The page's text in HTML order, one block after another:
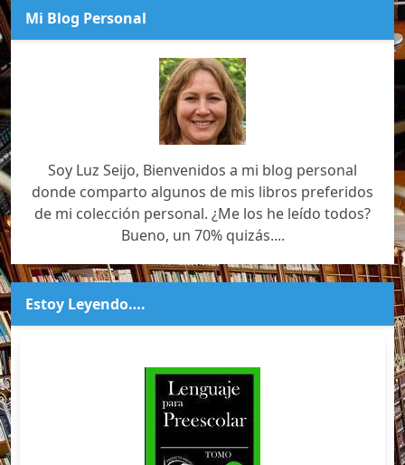
Mi Blog Personal
Soy Luz Seijo, Bienvenidos a mi blog personal
donde comparto algunos de mis libros preferidos
de mi colección personal. ¿Me los he leído todos?
Bueno, un 70% quizás....
Estoy Leyendo….